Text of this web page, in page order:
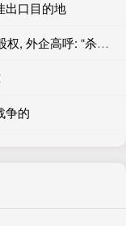
出口目的地
睿迎网 力拓180亿美元开矿坑, 蒙古扭头抢股权, 外企高呼: “杀猪盘”
争的